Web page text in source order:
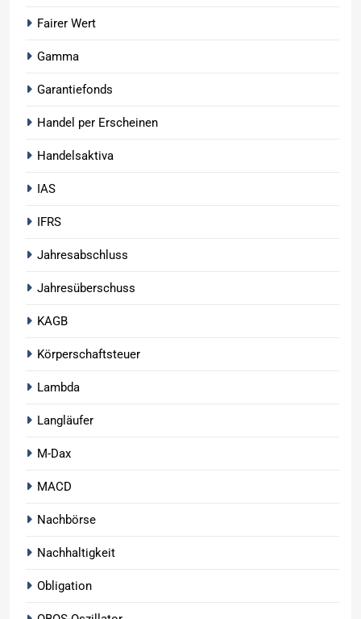
Fairer Wert
Gamma
Garantiefonds
Handel per Erscheinen
Handelsaktiva
IAS
IFRS
Jahresabschluss
Jahresüberschuss
KAGB
Körperschaftsteuer
Lambda
Langläufer
M-Dax
MACD
Nachbörse
Nachhaltigkeit
Obligation